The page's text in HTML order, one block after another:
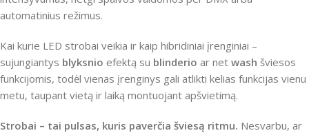
automatinius režimus.
Kai kurie LED strobai veikia ir kaip hibridiniai įrenginiai –
sujungiantys blyksnio efektą su blinderio ar net wash šviesos
funkcijomis, todėl vienas įrenginys gali atlikti kelias funkcijas vienu
metu, taupant vietą ir laiką montuojant apšvietimą.
Strobai – tai pulsas, kuris paverčia šviesą ritmu. Nesvarbu, ar